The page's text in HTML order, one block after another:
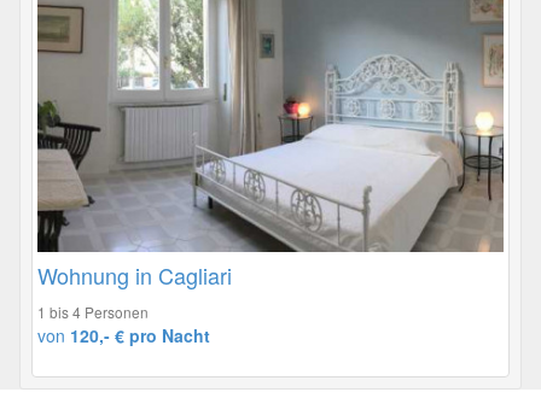
Wohnung in Cagliari
1 bis 4 Personen
von 120,- € pro Nacht